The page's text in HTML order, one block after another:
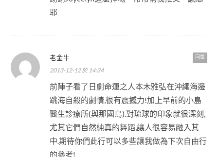
耶
回覆
老金牛
2013-12-12 於 14:34
前陣子看了日劇命運之人本木雅弘在沖繩海邊
跳海自殺的劇情,很有震撼力!加上早前的小島
醫生診療所(與那國島).對琉球的印象就很深刻,
尤其它們自然純真的舞蹈,讓人很容易融入其
中.期待你們此行可以多些讓我做為下次自由行
的參考!